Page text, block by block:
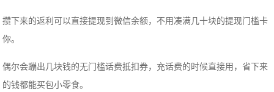
攒下来的返利可以直接提现到微信余额，不用凑满几十块的提现门槛卡
你。
偶尔会蹦出几块钱的无门槛话费抵扣券，充话费的时候直接用，省下来
的钱都能买包小零食。